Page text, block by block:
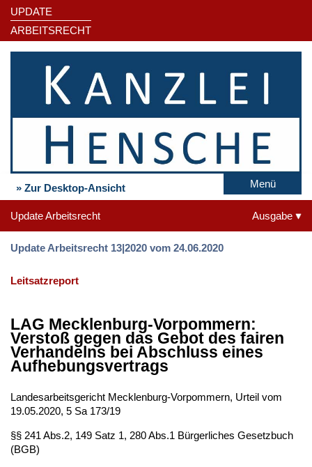
UPDATE
ARBEITSRECHT
» Zur Desktop-Ansicht Menü
Update Arbeitsrecht Ausgabe
Update Arbeitsrecht 13|2020 vom 24.06.2020
Leitsatzreport
LAG Mecklenburg-Vorpommern:
Verstoß gegen das Gebot des fairen
Verhandelns bei Abschluss eines
Aufhebungsvertrags
Landesarbeitsgericht Mecklenburg-Vorpommern, Urteil vom
19.05.2020, 5 Sa 173/19
§§ 241 Abs.2, 149 Satz 1, 280 Abs.1 Bürgerliches Gesetzbuch
(BGB)